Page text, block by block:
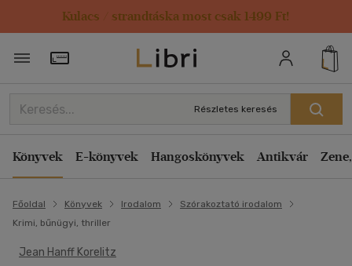
Kulacs / strandtáska most csak 1499 Ft!
Törzsvásárlói Kártya adatai
Részletes keresés
Könyvek E-könyvek Hangoskönyvek Antikvár
Főoldal Könyvek Irodalom
Szórakoztató irodalom
Krimi, bűnügyi, thriller
Jean Hanff Korelitz